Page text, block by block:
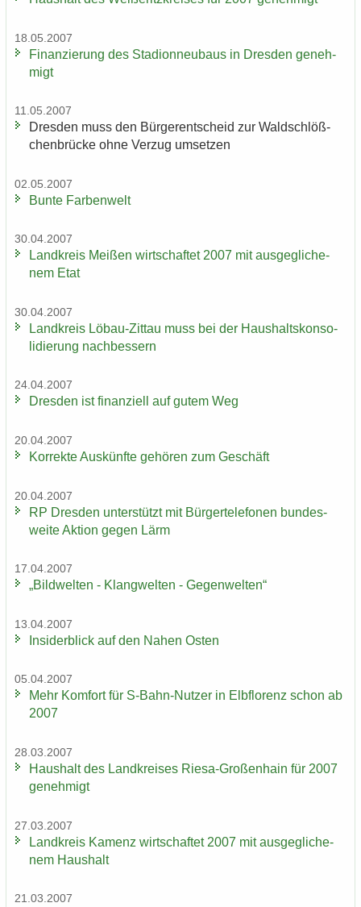
18.05.2007
Fi­nan­zie­rung des Sta­di­on­neu­baus in Dres­den ge­neh­
migt
11.05.2007
Dres­den muss den Bür­ger­ent­scheid zur Wald­schlöß­
chen­brü­cke ohne Ver­zug um­set­zen
02.05.2007
Bunte Far­ben­welt
30.04.2007
Land­kreis Mei­ßen wirt­schaf­tet 2007 mit aus­ge­gli­che­
nem Etat
30.04.2007
Land­kreis Löbau-​Zittau muss bei der Haus­halts­kon­so­
li­die­rung nach­bes­sern
24.04.2007
Dres­den ist fi­nan­zi­ell auf gutem Weg
20.04.2007
Kor­rek­te Aus­künf­te ge­hö­ren zum Ge­schäft
20.04.2007
RP Dres­den un­ter­stützt mit Bür­ger­te­le­fo­nen bun­des­
wei­te Ak­ti­on gegen Lärm
17.04.2007
„Bild­wel­ten - Klang­wel­ten - Ge­gen­wel­ten“
13.04.2007
In­si­der­blick auf den Nahen Osten
05.04.2007
Mehr Kom­fort für S-​Bahn-Nutzer in Elb­flo­renz schon ab
2007
28.03.2007
Haus­halt des Land­krei­ses Riesa-​Großenhain für 2007
ge­neh­migt
27.03.2007
Land­kreis Ka­menz wirt­schaf­tet 2007 mit aus­ge­gli­che­
nem Haus­halt
21.03.2007